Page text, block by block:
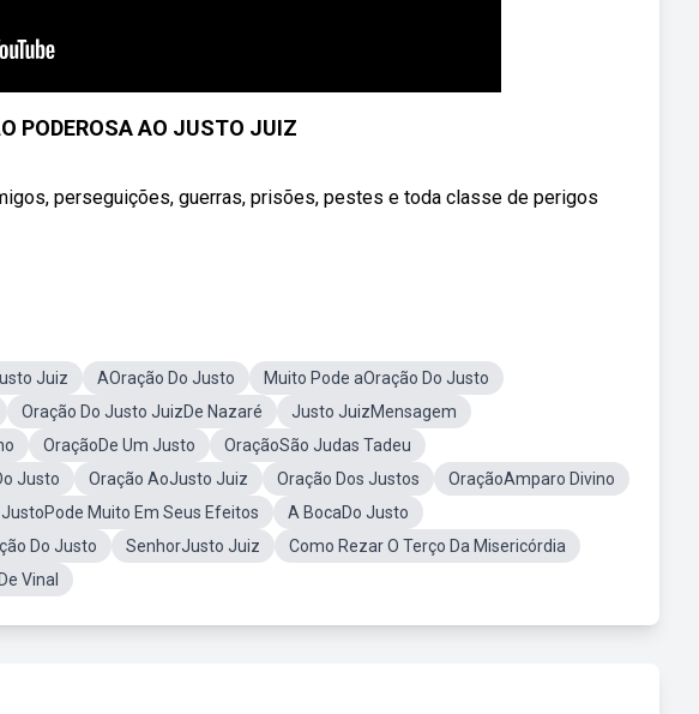
PODEROSA AO JUSTO JUIZ
perseguições, guerras, prisões, pestes e toda classe de perigos
Juiz AOração Do Justo
Muito Pode aOração Do Justo
Oração Do Justo JuizDe Nazaré
Justo JuizMensagem
OraçãoDe Um Justo
OraçãoSão Judas Tadeu
Justo Oração AoJusto Juiz Oração Dos Justos
OraçãoAmparo Divino
Muito Em Seus Efeitos
A BocaDo Justo
Do Justo SenhorJusto Juiz
Como Rezar O Terço Da Misericórdia
Vinal